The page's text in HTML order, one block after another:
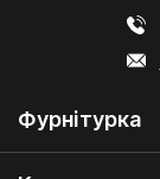
Фурнітурка